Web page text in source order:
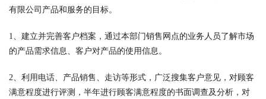
有限公司产品和服务的目标。
1、建立并完善客户档案，通过本部门销售网点的业务人员了解市场
的产品需求信息、客户对产品的使用信息。
2、利用电话、产品销售、走访等形式，广泛搜集客户意见，对顾客
满意程度进行评测，半年进行顾客满意程度的书面调查及分析，对